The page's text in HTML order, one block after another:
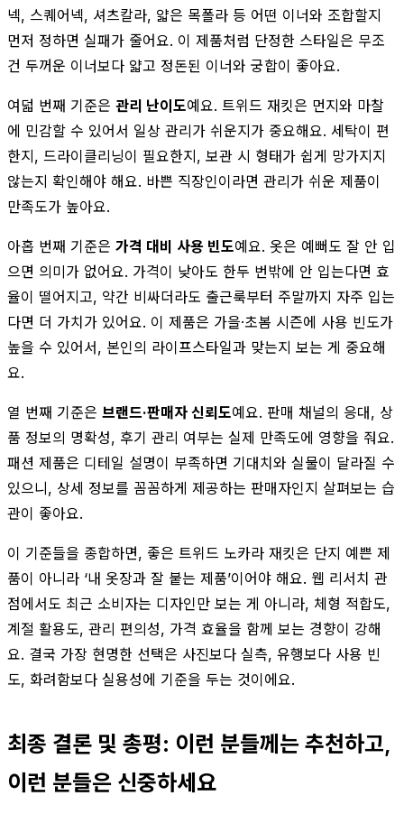
넥, 스퀘어넥, 셔츠칼라, 얇은 목폴라 등 어떤 이너와 조합할지
먼저 정하면 실패가 줄어요. 이 제품처럼 단정한 스타일은 무조
건 두꺼운 이너보다 얇고 정돈된 이너와 궁합이 좋아요.
여덟 번째 기준은 관리 난이도예요. 트위드 재킷은 먼지와 마찰
에 민감할 수 있어서 일상 관리가 쉬운지가 중요해요. 세탁이 편
한지, 드라이클리닝이 필요한지, 보관 시 형태가 쉽게 망가지지
않는지 확인해야 해요. 바쁜 직장인이라면 관리가 쉬운 제품이
만족도가 높아요.
아홉 번째 기준은 가격 대비 사용 빈도예요. 옷은 예뻐도 잘 안 입
으면 의미가 없어요. 가격이 낮아도 한두 번밖에 안 입는다면 효
율이 떨어지고, 약간 비싸더라도 출근룩부터 주말까지 자주 입는
다면 더 가치가 있어요. 이 제품은 가을·초봄 시즌에 사용 빈도가
높을 수 있어서, 본인의 라이프스타일과 맞는지 보는 게 중요해
요.
열 번째 기준은 브랜드·판매자 신뢰도예요. 판매 채널의 응대, 상
품 정보의 명확성, 후기 관리 여부는 실제 만족도에 영향을 줘요.
패션 제품은 디테일 설명이 부족하면 기대치와 실물이 달라질 수
있으니, 상세 정보를 꼼꼼하게 제공하는 판매자인지 살펴보는 습
관이 좋아요.
이 기준들을 종합하면, 좋은 트위드 노카라 재킷은 단지 예쁜 제
품이 아니라 ‘내 옷장과 잘 붙는 제품’이어야 해요. 웹 리서치 관
점에서도 최근 소비자는 디자인만 보는 게 아니라, 체형 적합도,
계절 활용도, 관리 편의성, 가격 효율을 함께 보는 경향이 강해
요. 결국 가장 현명한 선택은 사진보다 실측, 유행보다 사용 빈
도, 화려함보다 실용성에 기준을 두는 것이에요.
최종 결론 및 총평: 이런 분들께는 추천하고,
이런 분들은 신중하세요